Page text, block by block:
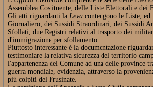
Assemblea Costituente; delle Liste Elettorali e dei
Gli atti riguardanti la Levacontengono le Liste,
Giornaliero; dei Sussidi Straordinari; dei Sussidi
Sfollati, due Registri relativi al trasporto dei
d'immigrazione per sfollamento.
Piuttosto interessante è la documentazione
testimoniare la relativa sicurezza del territorio
l'appartenenza del Comune ad una delle province
guerra mondiale, evidenzia, attraverso la
più colpiti del Frusinate.